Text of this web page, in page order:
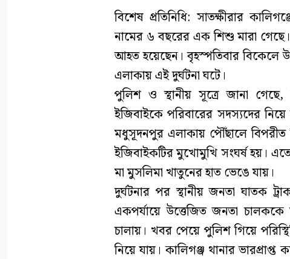
বিশেষ প্রতিনিধি: সাতক্ষীরার
নামের ৬ বছরের এক শিশু মারা
আহত হয়েছেন। বৃহস্পতিবার
এলাকায় এই দুর্ঘটনা ঘটে।
পুলিশ ও স্থানীয় সূত্রে জানা
ইজিবাইকে পরিবারের সদস্যদের
মধুসূদনপুর এলাকায় পৌঁছালে
ইজিবাইকটির মুখোমুখি সংঘর্ষ হয়।
মা মুসলিমা খাতুনের হাত ভেঙে যায়।
দুর্ঘটনার পর স্থানীয় জনতা ঘাতক
একপর্যায়ে উত্তেজিত জনতা
চালায়। খবর পেয়ে পুলিশ গিয়ে
নিয়ে যায়। কালিগঞ্জ থানার